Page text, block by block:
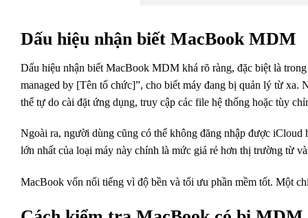
Dấu hiệu nhận biết MacBook MDM
Dấu hiệu nhận biết MacBook MDM khá rõ ràng, đặc biệt là
managed by [Tên tổ chức]”, cho biết máy đang bị quản lý từ
thể tự do cài đặt ứng dụng, truy cập các file hệ thống hoặc tùy
Ngoài ra, người dùng cũng có thể không đăng nhập được
lớn nhất của loại máy này chính là mức giá rẻ hơn thị trường từ
MacBook vốn nổi tiếng vì độ bền và tối ưu phần mềm tốt. Một